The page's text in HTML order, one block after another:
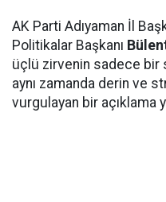
AK Parti Adıyaman İl
Politikalar Başkanı
üçlü zirvenin sadece bir
aynı zamanda derin ve
vurgulayan bir açıklama